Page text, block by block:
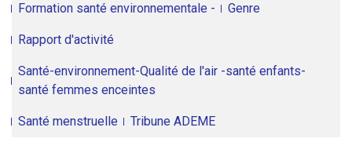
Formation santé environnementale - Genre
Rapport d'activité
Santé-environnement-Qualité de l'air -santé enfants-
santé femmes enceintes
Santé menstruelle Tribune ADEME